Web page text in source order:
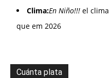
Clima:En Niño!!! el clima
que em 2026
Cuánta plata